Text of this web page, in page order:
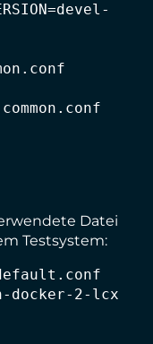
Datei
Testsystem:
docker-2-lcx